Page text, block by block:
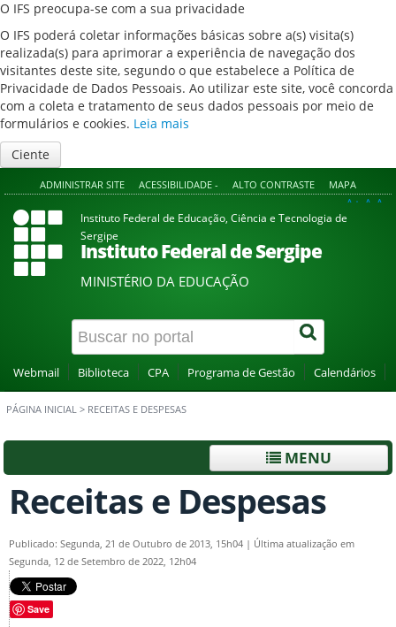
O IFS preocupa-se com a sua privacidade
O IFS poderá coletar informações básicas sobre a(s) visita(s)
realizada(s) para aprimorar a experiência de navegação dos
visitantes deste site, segundo o que estabelece a Política de
Privacidade de Dados Pessoais. Ao utilizar este site, você concorda
com a coleta e tratamento de seus dados pessoais por meio de
formulários e cookies. Leia mais
Ciente
ADMINISTRAR SITE ACESSIBILIDADE - ALTO CONTRASTE MAPA
A+ A A-
Instituto Federal de Educação, Ciência e Tecnologia de
Sergipe
Instituto Federal de Sergipe
MINISTÉRIO DA EDUCAÇÃO
Webmail Biblioteca CPA Programa de Gestão Calendários
PÁGINA INICIAL > RECEITAS E DESPESAS
MENU
Receitas e Despesas
Publicado: Segunda, 21 de Outubro de 2013, 15h04 | Última atualização em
Segunda, 12 de Setembro de 2022, 12h04
Save